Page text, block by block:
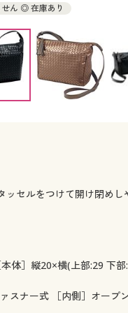
ん ◎ 在庫あり
ッセルをつけて開け閉めし
体］縦20×横(上部:29 下
スナー式 ［内側］オープ